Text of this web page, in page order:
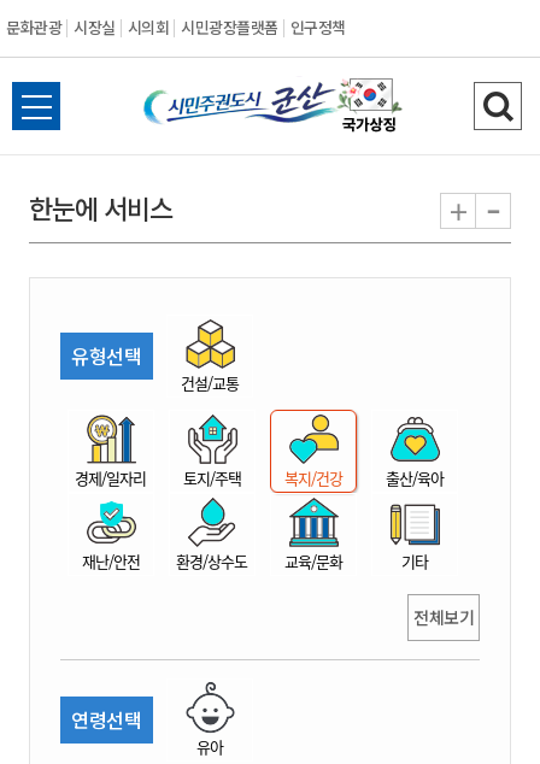
문화관광 시장실 시의회 시민광장플랫폼 인구정책
시
민
권
시
산
전
체
뉴
열
검
색
기
한눈에 서비스 + -
유형선택
건설/교통
경제/일자리 토지/주택 복지/건강 출산/육아
재난/안전 환경/상수도 교육/문화 기타
전체보기
연령선택
유아